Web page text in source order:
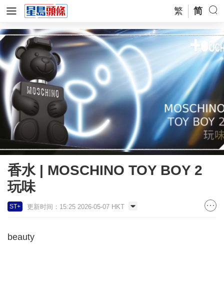
繁 简
香水 | MOSCHINO TOY BOY 2
玩味
ST+ 更新时间：15:25 2026-05-07 HKT
beauty